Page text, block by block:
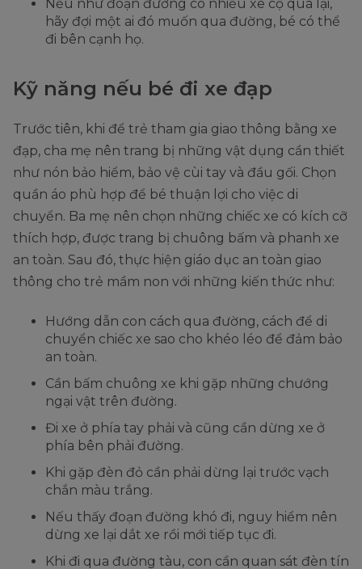
Nếu như đoạn đường có nhiều xe cộ qua lại,
hãy đợi một ai đó muốn qua đường, bé có thể
đi bên cạnh họ.
Kỹ năng nếu bé đi xe đạp
Trước tiên, khi để trẻ tham gia giao thông bằng xe
đạp, cha mẹ nên trang bị những vật dụng cần thiết
như nón bảo hiểm, bảo vệ cùi tay và đầu gối. Chọn
quần áo phù hợp để bé thuận lợi cho việc di
chuyển. Ba mẹ nên chọn những chiếc xe có kích cỡ
thích hợp, được trang bị chuông bấm và phanh xe
an toàn. Sau đó, thực hiện giáo dục an toàn giao
thông cho trẻ mầm non với những kiến thức như:
Hướng dẫn con cách qua đường, cách để di
chuyển chiếc xe sao cho khéo léo để đảm bảo
an toàn.
Cần bấm chuông xe khi gặp những chướng
ngại vật trên đường.
Đi xe ở phía tay phải và cũng cần dừng xe ở
phía bên phải đường.
Khi gặp đèn đỏ cần phải dừng lại trước vạch
chắn màu trắng.
Nếu thấy đoạn đường khó đi, nguy hiểm nên
dừng xe lại dắt xe rồi mới tiếp tục đi.
Khi đi qua đường tàu, con cần quan sát đèn tín